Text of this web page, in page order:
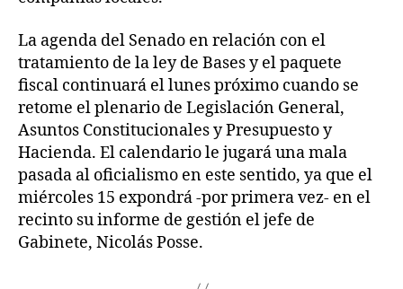
La agenda del Senado en relación con el
tratamiento de la ley de Bases y el paquete
fiscal continuará el lunes próximo cuando se
retome el plenario de Legislación General,
Asuntos Constitucionales y Presupuesto y
Hacienda. El calendario le jugará una mala
pasada al oficialismo en este sentido, ya que el
miércoles 15 expondrá -por primera vez- en el
recinto su informe de gestión el jefe de
Gabinete, Nicolás Posse.